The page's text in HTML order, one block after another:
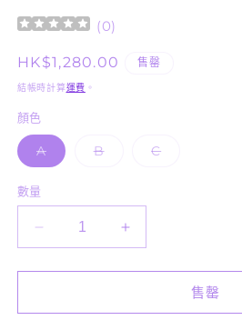
體
案
1
(0)
定
價
HK$1,280.00 售罄
結帳時計算運費 。
顏色
A子
類
供
B子
供
C子
數量
晶
晶
售罄